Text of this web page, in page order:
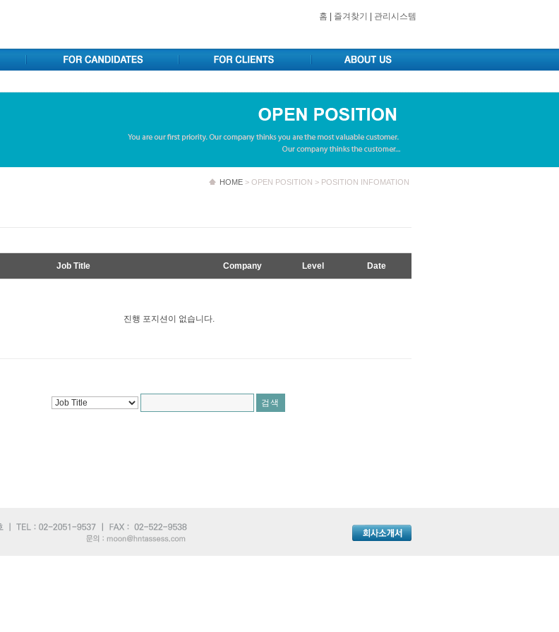
홈 즐겨찾기 관리시스템
HOME > OPEN POSITION > POSITION INFOMATION
Job Title Company Level Date
진행 포지션이 없습니다.